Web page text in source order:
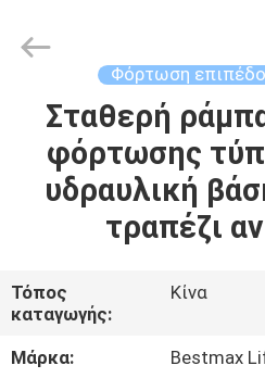
ΣΠΊΤΙ
ΠΡΟΪΌΝΤΑ
ΜΕ
ΕΜΆΣ
Reserved.
Φόρτωση
Σταθερή
φόρτωσης
υδραυλική
τραπέζι
Τόπος
καταγωγής:
Κίνα
Μάρκα:
Bestmax